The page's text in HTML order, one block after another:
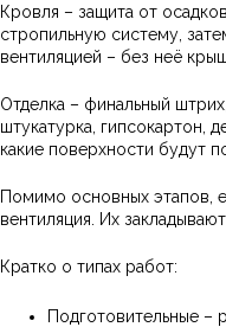
Кровля – защита от
стропильную систему,
вентиляцией – без неё
Отделка – финальный
штукатурка, гипсокартон,
какие поверхности будут
Помимо основных этапов,
вентиляция. Их
Кратко о типах работ:
Подготовительные –